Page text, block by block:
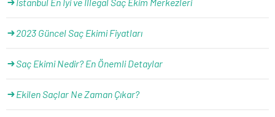
2023 Güncel Saç Ekimi Fiyatları
Saç Ekimi Nedir? En Önemli Detaylar
Ekilen Saçlar Ne Zaman Çıkar?